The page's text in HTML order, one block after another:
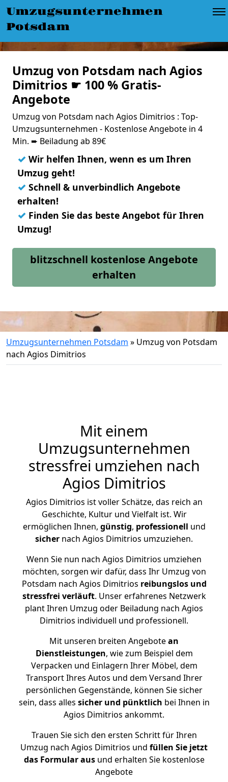
Umzugsunternehmen
Potsdam
Umzug von Potsdam nach Agios
Dimitrios ☛ 100 % Gratis-
Angebote
Umzug von Potsdam nach Agios Dimitrios : Top-
Umzugsunternehmen - Kostenlose Angebote in 4
Min. ➨ Beiladung ab 89€
✓ Wir helfen Ihnen, wenn es um Ihren
Umzug geht!
✓ Schnell & unverbindlich Angebote
erhalten!
✓ Finden Sie das beste Angebot für Ihren
Umzug!
blitzschnell kostenlose Angebote
erhalten
Umzugsunternehmen Potsdam » Umzug von Potsdam
nach Agios Dimitrios
Mit einem
Umzugsunternehmen
stressfrei umziehen nach
Agios Dimitrios
Agios Dimitrios ist voller Schätze, das reich an
Geschichte, Kultur und Vielfalt ist. Wir
ermöglichen Ihnen, günstig, professionell und
sicher nach Agios Dimitrios umzuziehen.
Wenn Sie nun nach Agios Dimitrios umziehen
möchten, sorgen wir dafür, dass Ihr Umzug von
Potsdam nach Agios Dimitrios reibungslos und
stressfrei verläuft. Unser erfahrenes Netzwerk
plant Ihren Umzug oder Beiladung nach Agios
Dimitrios individuell und professionell.
Mit unseren breiten Angebotean
Dienstleistungen, wie zum Beispiel dem
Verpacken und Einlagern Ihrer Möbel, dem
Transport Ihres Autos und dem Versand Ihrer
persönlichen Gegenstände, können Sie sicher
sein, dass alles sicher und pünktlich bei Ihnen in
Agios Dimitrios ankommt.
Trauen Sie sich den ersten Schritt für Ihren
Umzug nach Agios Dimitrios und füllen Sie jetzt
das Formular ausund erhalten Sie kostenlose
Angebote